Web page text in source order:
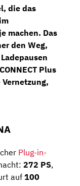
die das
machen. Das
den Weg,
Ladepausen
Plus
Plug-in-
272 PS,
auf100